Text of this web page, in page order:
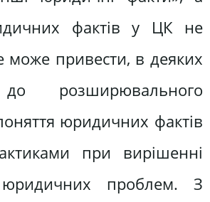
фактів у ЦК не
може привести, в деяких
розширювального
юридичних фактів
при вирішенні
юридичних проблем. З